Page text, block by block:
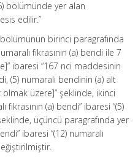
bölümünde yer alan
edilir.”
bölümünün birinci paragrafında
fıkrasının (a) bendi ile 7
ibaresi “167 nci maddesinin
(5) numaralı bendinin (a) alt
üzere]” şeklinde, ikinci
(a) bendi” ibaresi “(5)
üçüncü paragrafında yer
ibaresi “(12) numaralı